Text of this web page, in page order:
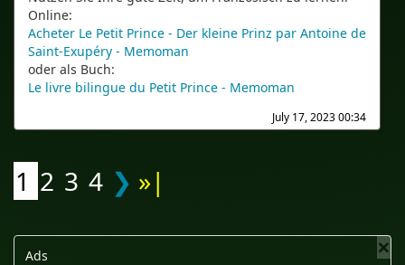
Online:
Acheter Le Petit Prince - Der kleine Prinz par Antoine de
Saint-Exupéry - Memoman
oder als Buch:
Le livre bilingue du Petit Prince - Memoman
July 17, 2023 00:34
1 2 3 4 ❯ »|
Ads ×